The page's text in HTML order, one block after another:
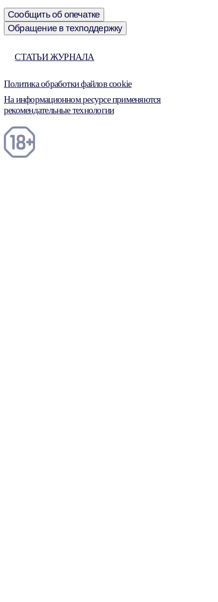
Сообщить об опечатке
Обращение в техподдержку
СТАТЬИ ЖУРНАЛА
Политика обработки файлов cookie
На информационном ресурсе применяются
рекомендательные технологии